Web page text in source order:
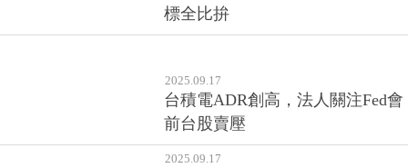
標全比拚
2025.09.17
台積電ADR創高，法人關注Fed會
前台股賣壓
2025.09.17